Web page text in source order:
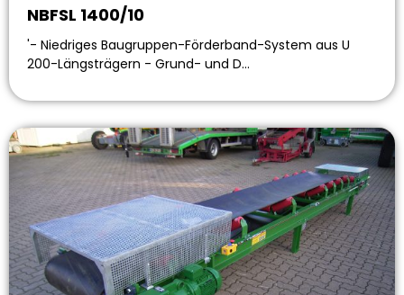
NBFSL 1400/10
'- Niedriges Baugruppen-Förderband-System aus U
200-Längsträgern - Grund- und D…